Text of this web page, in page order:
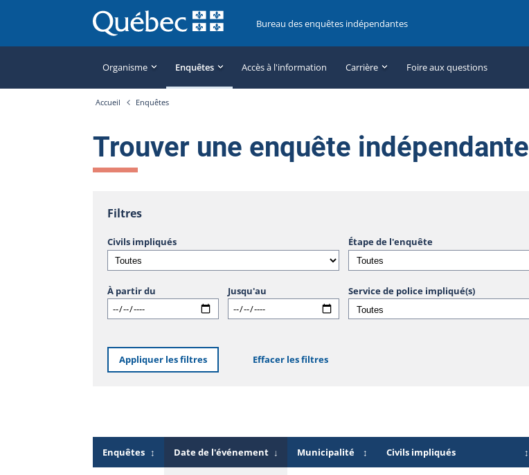
Bureau des enquêtes indépendantes
Organisme Enquêtes Accès à l'information Carrière Foire aux questions
Accueil Enquêtes
Trouver une enquête indépendante
Filtres
Civils impliqués Étape de l'enquête
À partir du Jusqu'au Service de police impliqué(s)
Appliquer les filtres Effacer les filtres
Enquêtes ↕ Date de l'événement ↓ Municipalité ↕ Civils impliqués ↕